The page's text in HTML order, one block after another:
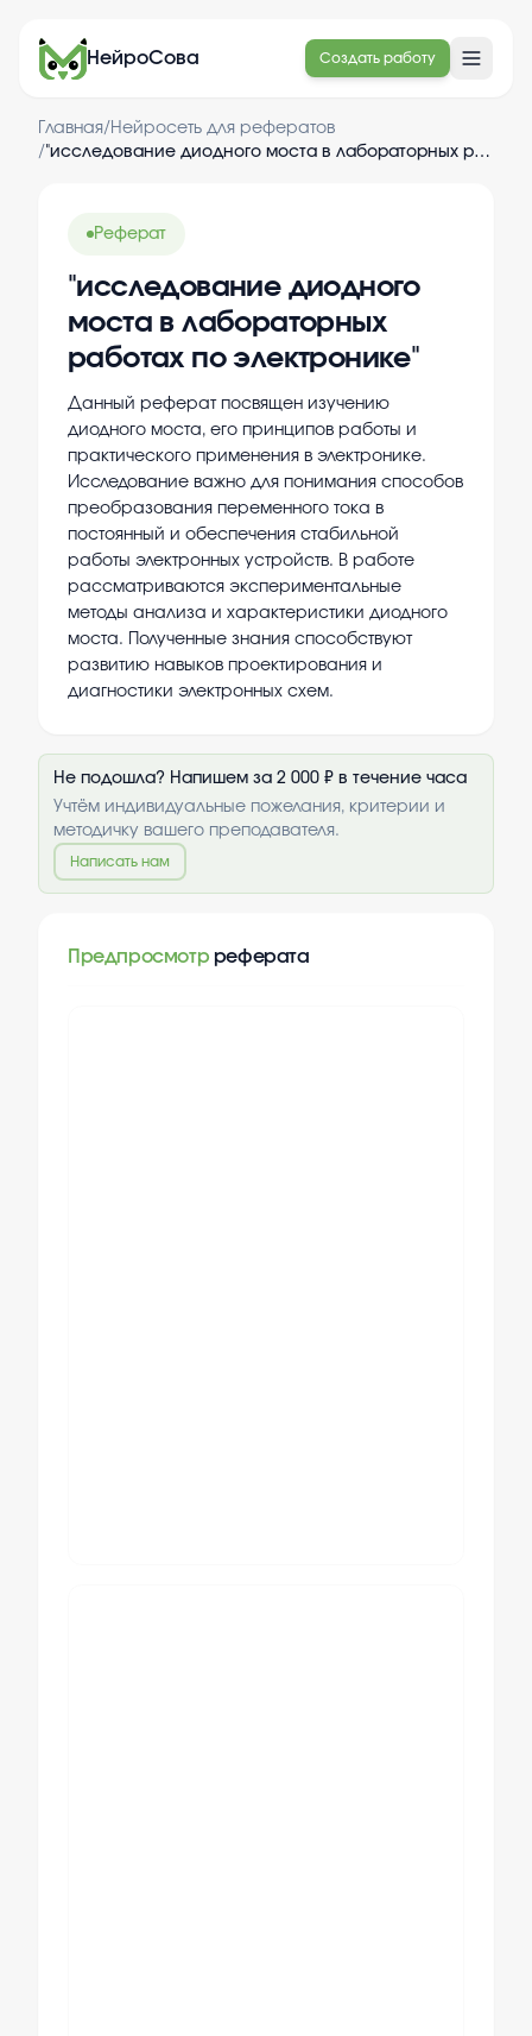
НейроСова Создать работу
Главная/ Нейросеть для рефератов
/
"исследование диодного моста в лабораторных работах по электронике"
Реферат
"исследование диодного
моста в лабораторных
работах по электронике"
Данный реферат посвящен изучению
диодного моста, его принципов работы и
практического применения в электронике.
Исследование важно для понимания способов
преобразования переменного тока в
постоянный и обеспечения стабильной
работы электронных устройств. В работе
рассматриваются экспериментальные
методы анализа и характеристики диодного
моста. Полученные знания способствуют
развитию навыков проектирования и
диагностики электронных схем.
Не подошла? Напишем за 2 000 ₽ в течение часа
Учтём индивидуальные пожелания, критерии и
методичку вашего преподавателя.
Написать нам
Предпросмотр реферата